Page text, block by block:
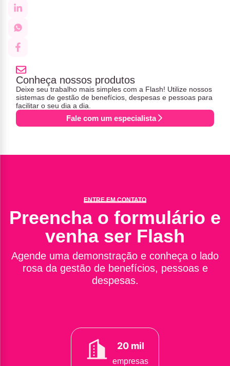
Conheça nossos produtos
Deixe seu trabalho mais simples com a Flash! Utilize nossos
sistemas de gestão de benefícios, despesas e pessoas para
facilitar o seu dia a dia.
Fale com um especialista
ENTRE EM CONTATO
Preencha o formulário e
venha ser Flash
Agende uma demonstração e conheça o lado
rosa da gestão de benefícios, pessoas e
despesas.
20 mil
empresas